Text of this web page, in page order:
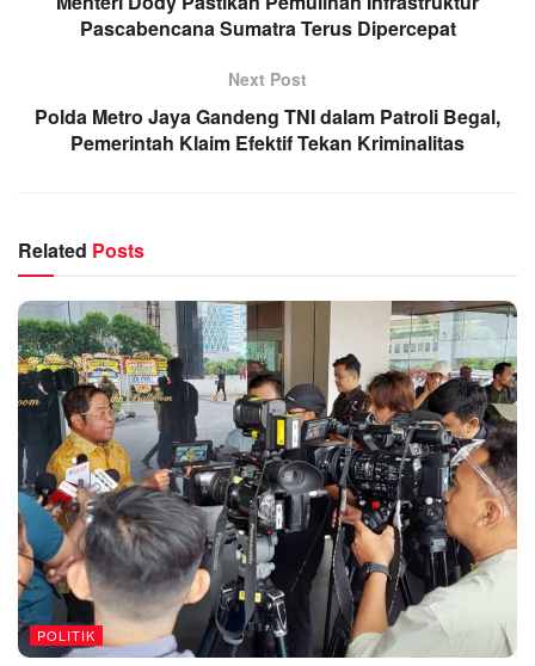
Pascabencana Sumatra Terus Dipercepat
Next Post
Polda Metro Jaya Gandeng TNI dalam Patroli Begal,
Pemerintah Klaim Efektif Tekan Kriminalitas
Related Posts
POLITIK